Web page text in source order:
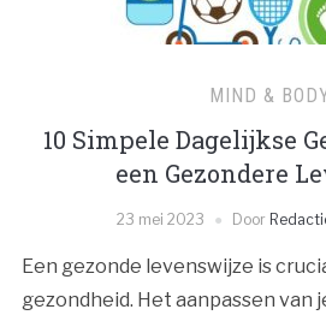
MIND &
10 Simpele Dagelijkse
een Gezondere
23 mei 2023 Door
Een gezonde levenswijze is
gezondheid. Het aanpassen van